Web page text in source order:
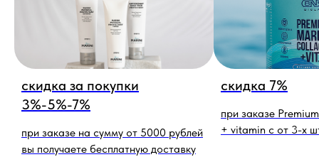
скидка за покупки
3%-5%-7%
при заказе на сумму от 5000 рублей
вы получаете бесплатную доставку
скидка 7%
при заказе
+ vitamin c от 3-х